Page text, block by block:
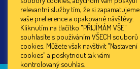
relevantní služby tím, že si zapamatujeme
vaše preference a opakované návštěvy.
Kliknutím na tlačítko "PŘIJÍMÁM VŠE"
souhlasíte s používáním VŠECH souborů
cookies. Můžete však navštívit "Nastavení
cookies" a poskytnout tak vámi
kontrolovaný souhlas.